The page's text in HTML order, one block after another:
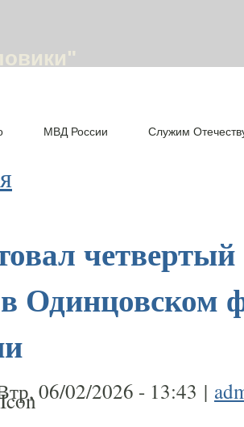
МВД России Служим
06/02/2026 - 13:43 |